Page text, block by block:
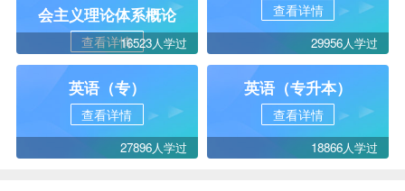
会主义理论体系概论
查看详情16523人学过
查看详情
29956人学过
英语（专）
查看详情
27896人学过
英语（专升本）
查看详情
18866人学过